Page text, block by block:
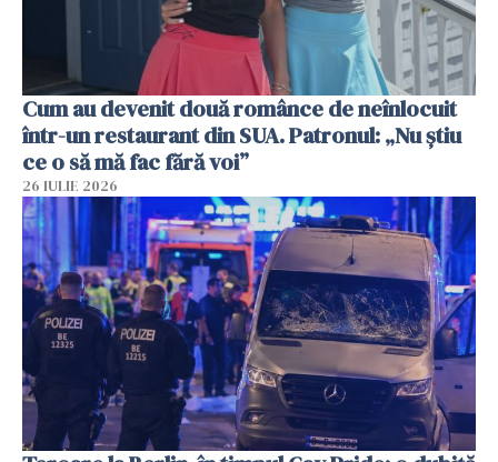
Cum au devenit două românce de neînlocuit
într-un restaurant din SUA. Patronul: „Nu știu
ce o să mă fac fără voi”
26 IULIE 2026